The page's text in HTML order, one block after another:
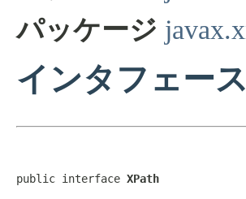
パッケージ
インタフェー
public interface XPath